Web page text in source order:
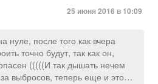
25 июня 2016 в 10:09
нуле, после того как вчера
точно будут, так как он,
(((((И так дышать нечем
выбросов, теперь еще и это…